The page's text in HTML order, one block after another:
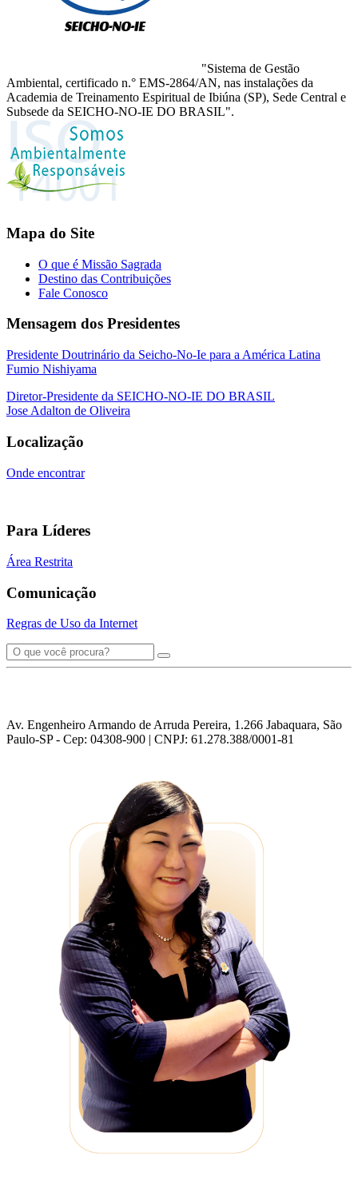
"Sistema de Gestão
Ambiental, certificado n.° EMS-2864/AN, nas instalações da
Academia de Treinamento Espiritual de Ibiúna (SP), Sede Central e
Subsede da SEICHO-NO-IE DO BRASIL".
Mapa do Site
O que é Missão Sagrada
Destino das Contribuições
Fale Conosco
Mensagem dos Presidentes
Presidente Doutrinário da Seicho-No-Ie para a América Latina
Fumio Nishiyama
Diretor-Presidente da SEICHO-NO-IE DO BRASIL
Jose Adalton de Oliveira
Localização
Onde encontrar
Para Líderes
Área Restrita
Comunicação
Regras de Uso da Internet
Av. Engenheiro Armando de Arruda Pereira, 1.266 Jabaquara, São
Paulo-SP - Cep: 04308-900 | CNPJ: 61.278.388/0001-81